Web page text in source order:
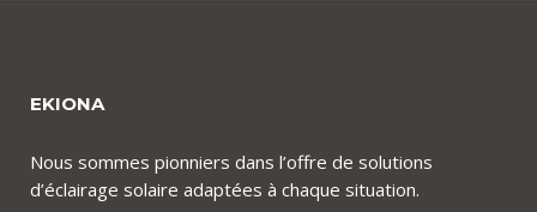
EKIONA
Nous sommes pionniers dans l’offre de solutions
d’éclairage solaire adaptées à chaque situation.